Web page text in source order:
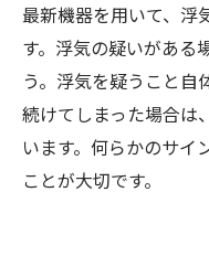
最新機器を用いて、浮
す。浮気の疑いがある
う。浮気を疑うこと自
続けてしまった場合は
います。何らかのサイ
ことが大切です。